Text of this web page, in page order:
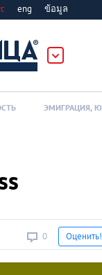
eng ข้อมูล
ЭМИГРАЦИЯ,
0 Оценить!